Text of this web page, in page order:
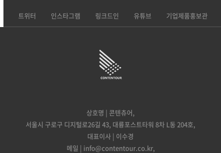
트위터 인스타그램 링크드인 유튜브 기업제품홍보관
상호명 | 콘텐츄어,
서울시 구로구 디지털로26길 43, 대륭포스트타워 8차 L동 204호,
대표이사 | 이수경
메일 | info@contentour.co.kr,